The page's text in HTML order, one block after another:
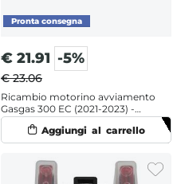
€ 21.91 -5%
€ 23.06
Ricambio motorino avviamento
Gasgas 300 EC (2021-2023) -
Spazzole